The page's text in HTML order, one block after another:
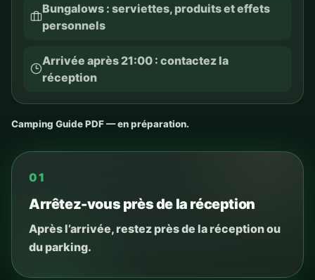
Bungalows : serviettes, produits et effets
personnels
Arrivée après 21:00 : contactez la
réception
Camping Guide PDF — en préparation.
01
Arrêtez-vous près de la réception
Après l’arrivée, restez près de la réception ou
du parking.